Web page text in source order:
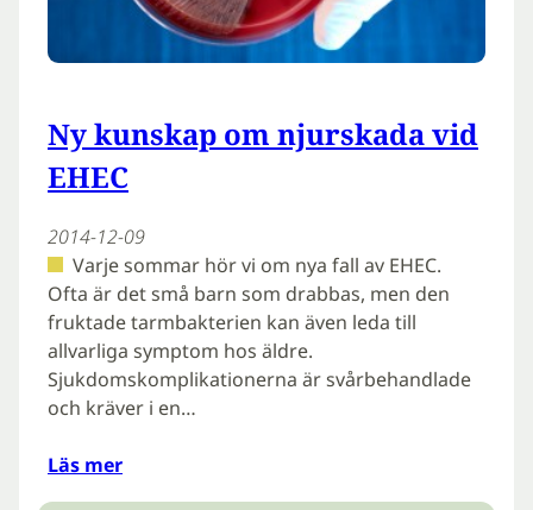
Ny kunskap om njurskada vid
EHEC
2014-12-09
Varje sommar hör vi om nya fall av EHEC.
Ofta är det små barn som drabbas, men den
fruktade tarmbakterien kan även leda till
allvarliga symptom hos äldre.
Sjukdomskomplikationerna är svårbehandlade
och kräver i en…
Läs mer